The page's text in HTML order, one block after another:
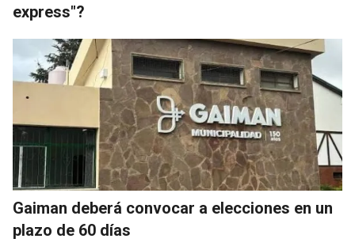
express"?
Gaiman deberá convocar a elecciones en un
plazo de 60 días